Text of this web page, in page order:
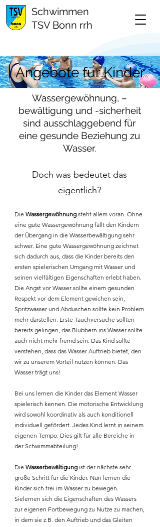
Schwimmen
TSV Bonn rrh
Angebote für Kinder
Wassergewöhnung, –
bewältigung und -sicherheit
sind ausschlaggebend für
eine gesunde Beziehung zu
Wasser.
Doch was bedeutet das
eigentlich?
Die Wassergewöhnung steht allem voran. Ohne
eine gute Wassergewöhnung fällt den Kindern
der Übergang in die Wasserbewältigung sehr
schwer. Eine gute Wassergewöhnung zeichnet
sich dadurch aus, dass die Kinder bereits den
ersten spielerischen Umgang mit Wasser und
seinen vielfältigen Eigenschaften erlebt haben.
Die Angst vor Wasser sollte einem gesunden
Respekt vor dem Element gewichen sein,
Spritzwasser und Abduschen sollte kein Problem
mehr darstellen. Erste Tauchversuche sollten
bereits gelingen, das Blubbern ins Wasser sollte
auch nicht mehr fremd sein. Das Kind sollte
verstehen, dass das Wasser Auftrieb bietet, den
wir zu unserem Vorteil nutzen können: Das
Wasser trägt uns!
Bei uns lernen die Kinder das Element Wasser
spielerisch kennen. Die motorische Entwicklung
wird sowohl koordinativ als auch konditionell
individuell gefördert. Jedes Kind lernt in seinem
eigenen Tempo. Dies gilt für alle Bereiche in
der Schwimmabteilung!
Die Wasserbewältigung ist der nächste sehr
große Schritt für die Kinder. Nun lernen die
Kinder sich frei im Wasser zu bewegen.
Sielernen sich die Eigenschaften des Wassers
zur eigenen Fortbewegung zu Nutze zu machen,
in dem sie z.B. den Auftrieb und das Gleiten